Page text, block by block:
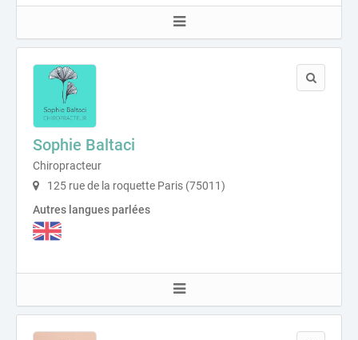
Sophie Baltaci
Chiropracteur
125 rue de la roquette Paris (75011)
Autres langues parlées